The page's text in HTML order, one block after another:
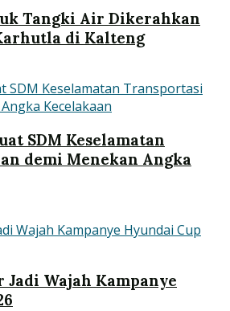
Tangki Air Dikerahkan
di Kalteng
SDM Keselamatan
demi Menekan Angka
Jadi Wajah Kampanye